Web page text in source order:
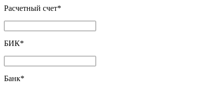
Расчетный счет*
БИК*
Банк*